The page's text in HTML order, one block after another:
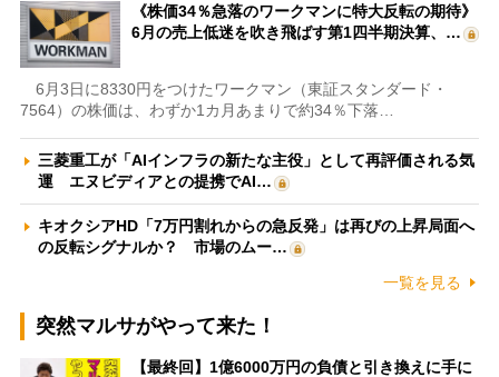
《株価34％急落のワークマンに特大反転の期待》
6月の売上低迷を吹き飛ばす第1四半期決算、…
6月3日に8330円をつけたワークマン（東証スタンダード・
7564）の株価は、わずか1カ月あまりで約34％下落…
三菱重工が「AIインフラの新たな主役」として再評価される気
運 エヌビディアとの提携でAI…
キオクシアHD「7万円割れからの急反発」は再びの上昇局面へ
の反転シグナルか？ 市場のムー…
一覧を見る
突然マルサがやって来た！
【最終回】1億6000万円の負債と引き換えに手に